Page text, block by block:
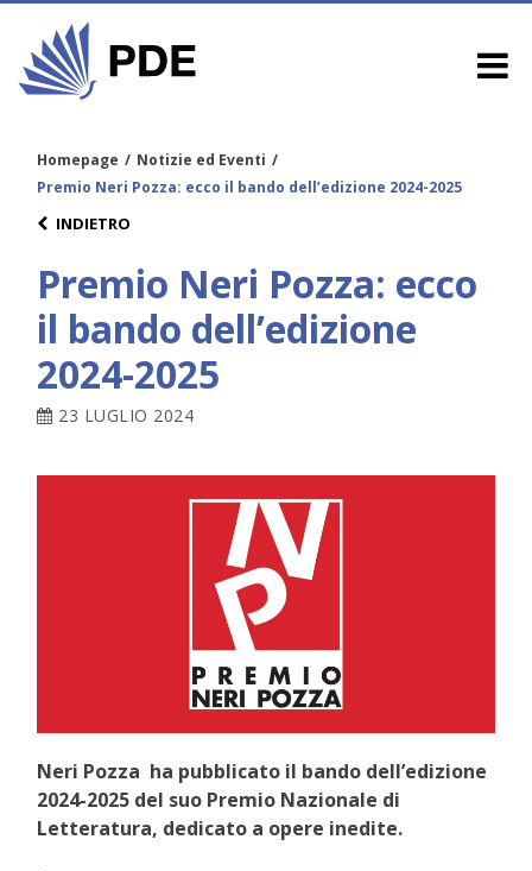
Homepage / Notizie ed Eventi /
Premio Neri Pozza: ecco il bando dell’edizione 2024-2025
INDIETRO
Premio Neri Pozza: ecco
il bando dell’edizione
2024-2025
23 LUGLIO 2024
Neri Pozza ha pubblicato il bando dell’edizione
2024-2025 del suo Premio Nazionale di
Letteratura, dedicato a opere inedite.